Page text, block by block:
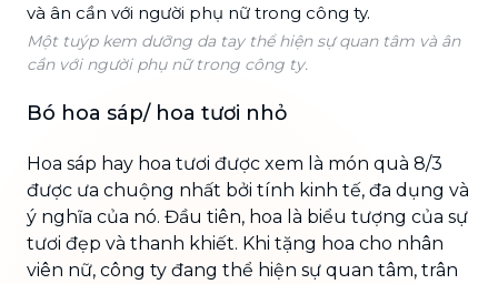
Một tuýp kem dưỡng da tay thể hiện sự quan tâm và ân
cần với người phụ nữ trong công ty.
Bó hoa sáp/ hoa tươi nhỏ
Hoa sáp hay hoa tươi được xem là món quà 8/3
được ưa chuộng nhất bởi tính kinh tế, đa dụng và
ý nghĩa của nó. Đầu tiên, hoa là biểu tượng của sự
tươi đẹp và thanh khiết. Khi tặng hoa cho nhân
viên nữ, công ty đang thể hiện sự quan tâm, trân